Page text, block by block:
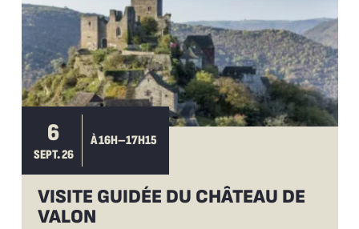
6
SEPT. 26
À 16H–17H15
VISITE GUIDÉE DU CHÂTEAU DE
VALON